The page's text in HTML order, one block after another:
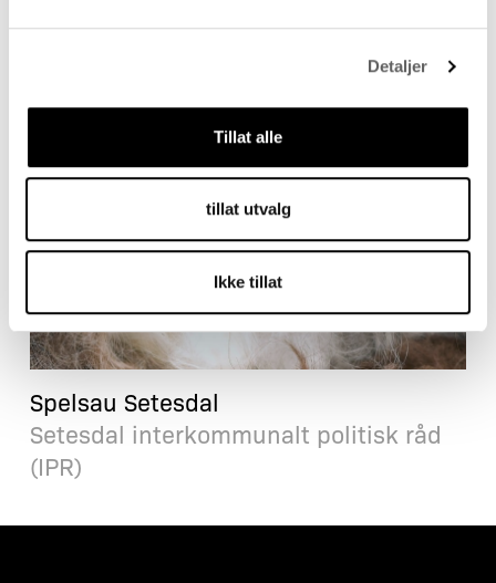
Detaljer
Tillat alle
tillat utvalg
Ikke tillat
Spelsau Setesdal
Setesdal interkommunalt politisk råd
(IPR)